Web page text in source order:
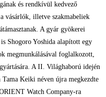
és rendkívül kedvező
vásárlók, illetve szakmabeliek
A gyár gyökerei
Shogoro Yoshida alapított egy
megmunkálásával foglalkozott,
A II. Világhaború idején
Tama Keiki néven újra megkezdte
Watch Company-ra